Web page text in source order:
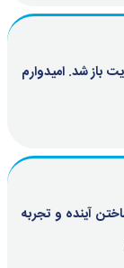
باز شد. امیدوارم
آینده و تجربه